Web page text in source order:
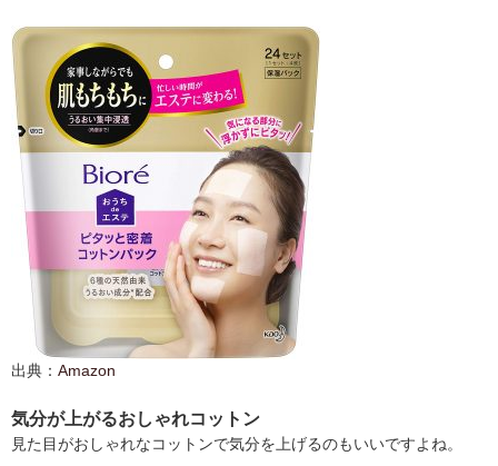
出典： Amazon
気分が上がるおしゃれコットン
見た目がおしゃれなコットンで気分を上げるのもいいですよね。